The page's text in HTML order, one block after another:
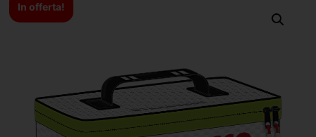
In offerta!